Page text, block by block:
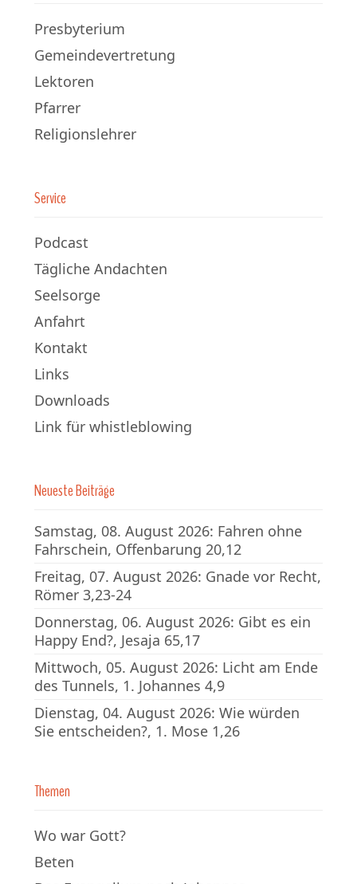
Presbyterium
Gemeindevertretung
Lektoren
Pfarrer
Religionslehrer
Service
Podcast
Tägliche Andachten
Seelsorge
Anfahrt
Kontakt
Links
Downloads
Link für whistleblowing
Neueste Beiträge
Samstag, 08. August 2026: Fahren ohne
Fahrschein, Offenbarung 20,12
Freitag, 07. August 2026: Gnade vor Recht,
Römer 3,23-24
Donnerstag, 06. August 2026: Gibt es ein
Happy End?, Jesaja 65,17
Mittwoch, 05. August 2026: Licht am Ende
des Tunnels, 1. Johannes 4,9
Dienstag, 04. August 2026: Wie würden
Sie entscheiden?, 1. Mose 1,26
Themen
Wo war Gott?
Beten